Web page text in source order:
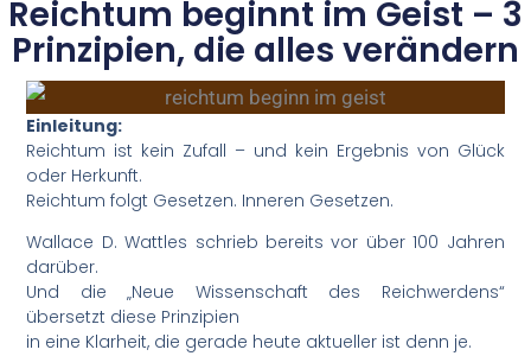
Reichtum beginnt im Geist – 3
Prinzipien, die alles verändern
Einleitung:
Reichtum ist kein Zufall – und kein Ergebnis von Glück
oder Herkunft.
Reichtum folgt Gesetzen. Inneren Gesetzen.
Wallace D. Wattles schrieb bereits vor über 100 Jahren
darüber.
Und die „Neue Wissenschaft des Reichwerdens“
übersetzt diese Prinzipien
in eine Klarheit, die gerade heute aktueller ist denn je.